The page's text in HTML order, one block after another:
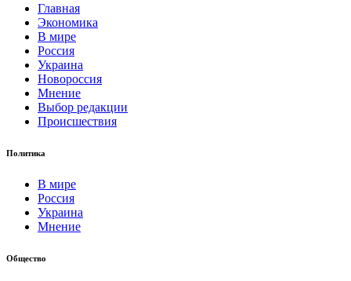
Главная
Экономика
В мире
Россия
Украина
Новороссия
Мнение
Выбор редакции
Происшествия
Политика
В мире
Россия
Украина
Мнение
Общество